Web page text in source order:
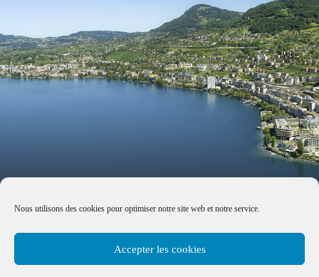
Nous utilisons des cookies pour optimiser notre site web et notre service.
Accepter les cookies